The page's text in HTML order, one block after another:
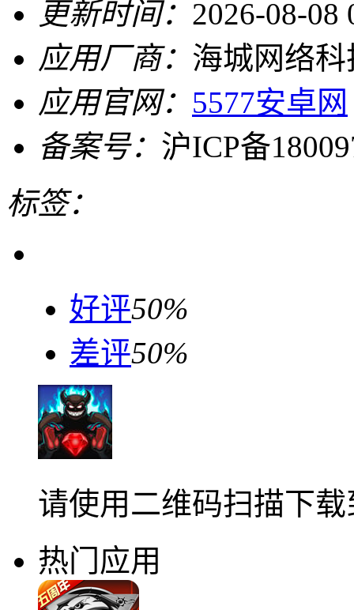
更新时间： 2026-08-08
应用厂商： 海城网络
应用官网： 5577安卓网
备案号： 沪ICP备
标签：
好评50%
差评50%
请使用二维码扫描下
热门应用